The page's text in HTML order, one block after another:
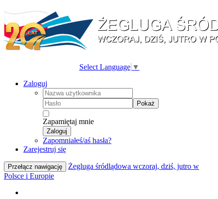
Select Language ▼
Zaloguj
Pokaż
Zapamiętaj mnie
Zaloguj
Zapomniałeś/aś hasła?
Zarejestruj się
Przełącz nawigację
Żegluga śródlądowa wczoraj, dziś, jutro w
Polsce i Europie